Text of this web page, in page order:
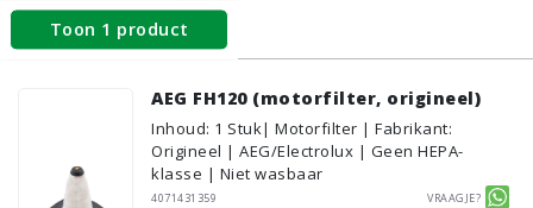
Toon 1 product
Filters
AEG FH120 (motorfilter, origineel)
Inhoud: 1 Stuk| Motorfilter | Fabrikant:
Origineel | AEG/Electrolux | Geen HEPA-
klasse | Niet wasbaar
4071431359
Vraagje?